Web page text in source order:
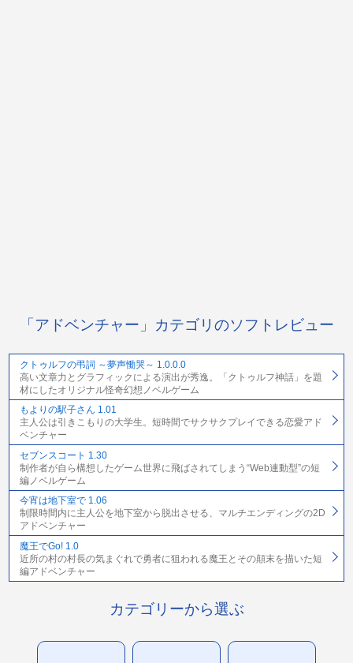
「アドベンチャー」カテゴリのソフトレビュー
クトゥルフの弔詞 ～夢声慟哭～ 1.0.0.0
高い文章力とグラフィックによる演出が秀逸。「クトゥルフ神話」を題
材にしたオリジナル怪奇幻想ノベルゲーム
もよりの駅子さん 1.01
主人公は引きこもりの大学生。短時間でサクサクプレイできる恋愛アド
ベンチャー
セブンスコート 1.30
制作者が自ら構想したゲーム世界に飛ばされてしまう“Web連動型”の短
編ノベルゲーム
今宵は地下室で 1.06
制限時間内に主人公を地下室から脱出させる、マルチエンディングの2D
アドベンチャー
魔王でGo! 1.0
近所の村の村長の気まぐれで勇者に狙われる魔王とその顛末を描いた短
編アドベンチャー
カテゴリーから選ぶ